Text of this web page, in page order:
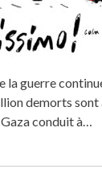
la guerre
demorts
conduit à…